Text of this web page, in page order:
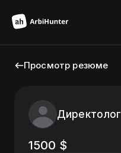
Просмотр резюме
Директолог
1500 $